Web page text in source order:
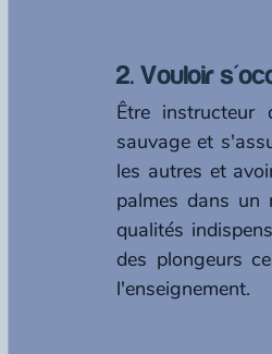
2. Vouloir
Être instructeur
sauvage et
les autres et
palmes dans un
qualités
des plongeurs
l'enseignement.